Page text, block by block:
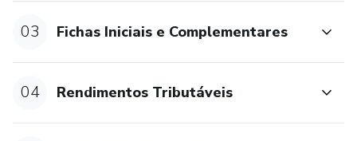
03 Fichas Iniciais e Complementares
04 Rendimentos Tributáveis